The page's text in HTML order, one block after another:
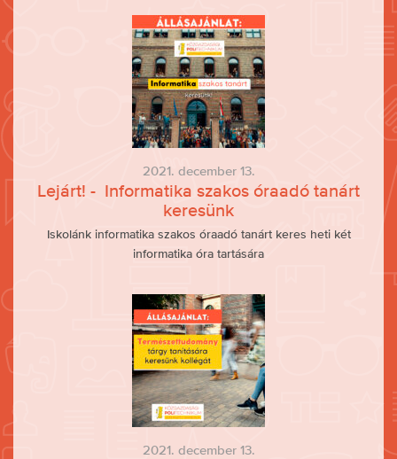
2021. december 13.
Lejárt! - Informatika szakos óraadó tanárt
keresünk
Iskolánk informatika szakos óraadó tanárt keres heti két
informatika óra tartására
2021. december 13.